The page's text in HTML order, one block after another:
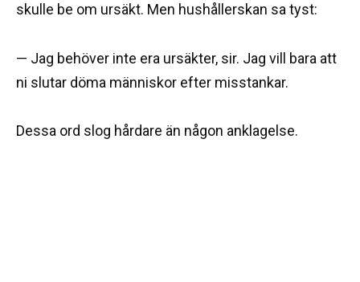
skulle be om ursäkt. Men hushållerskan sa tyst:
— Jag behöver inte era ursäkter, sir. Jag vill bara att
ni slutar döma människor efter misstankar.
Dessa ord slog hårdare än någon anklagelse.